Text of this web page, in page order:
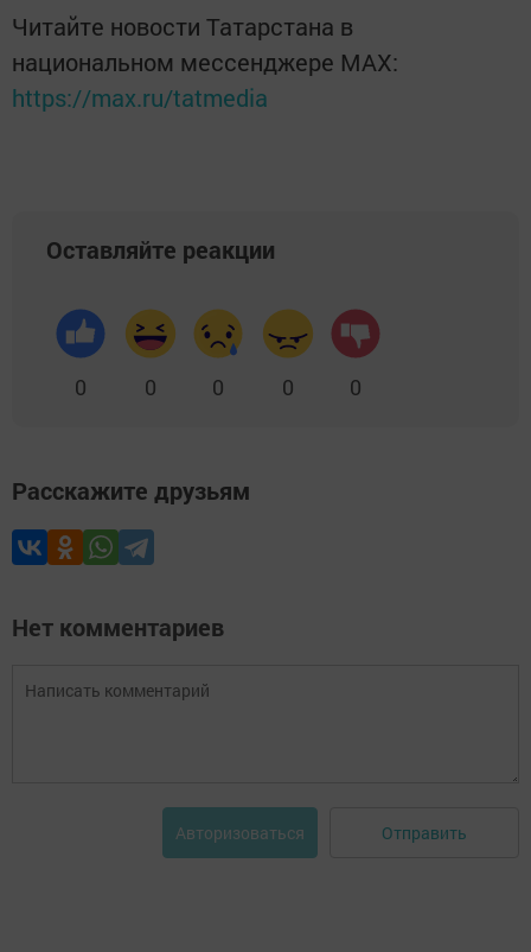
Читайте новости Татарстана в
национальном мессенджере MАХ:
https://max.ru/tatmedia
Оставляйте реакции
0 0 0 0 0
Расскажите друзьям
Нет комментариев
Авторизоваться Отправить